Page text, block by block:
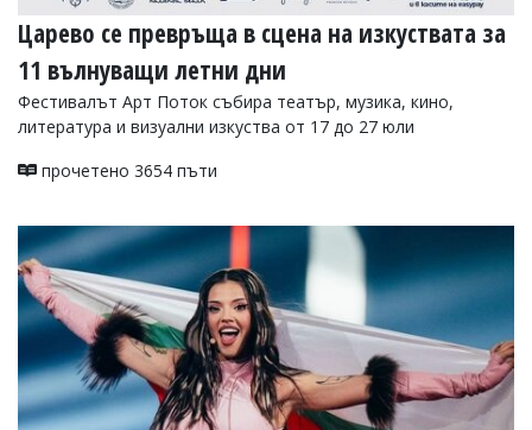
Царево се превръща в сцена на изкуствата за
11 вълнуващи летни дни
Фестивалът Арт Поток събира театър, музика, кино,
литература и визуални изкуства от 17 до 27 юли
прочетено 3654 пъти